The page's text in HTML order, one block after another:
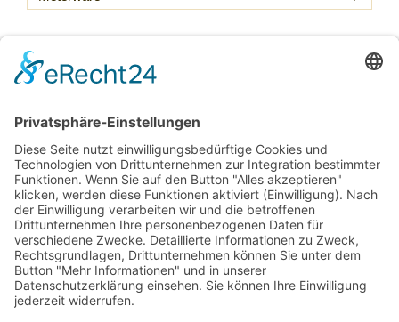
18,00 €
Inkl. 20 % USt. zzgl. Versand
Sofort ab Lager
Laufmeter *(18,00 € / lfm):
In den Warenkorb
Für später merken